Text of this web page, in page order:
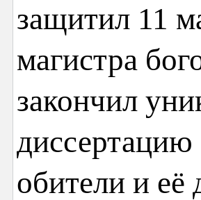
защитил 11
магистра
закончил
обители и её